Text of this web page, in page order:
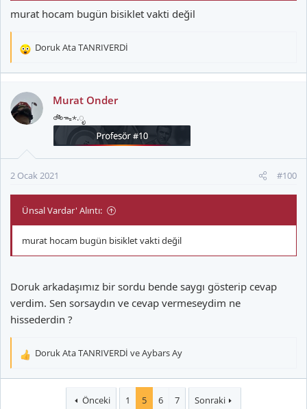
murat hocam bugün bisiklet vakti değil
T
k
i
l
Doruk Ata TANRIVERDİ
Murat Onder
🚲ᯓ⋆.ೃ
2 Ocak 2021 #100
Ünsal Vardar' Alıntı:
murat hocam bugün bisiklet vakti değil
Doruk arkadaşımız bir sordu bende saygı gösterip cevap
verdim. Sen sorsaydın ve cevap vermeseydim ne
hissederdin ?
T
Doruk Ata TANRIVERDİ veAybars Ay
Önceki 1 5 6 7 Sonraki